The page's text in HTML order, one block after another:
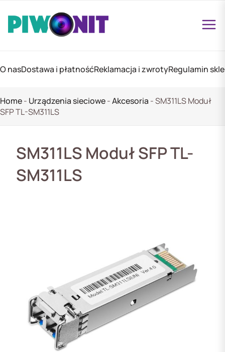
O nasDostawa i płatnośćReklamacja i zwrotyRegulamin
Home- Urządzenia sieciowe-Akcesoria -SM311LS Moduł
SFP TL-SM311LS
SM311LS Moduł SFP TL-
SM311LS